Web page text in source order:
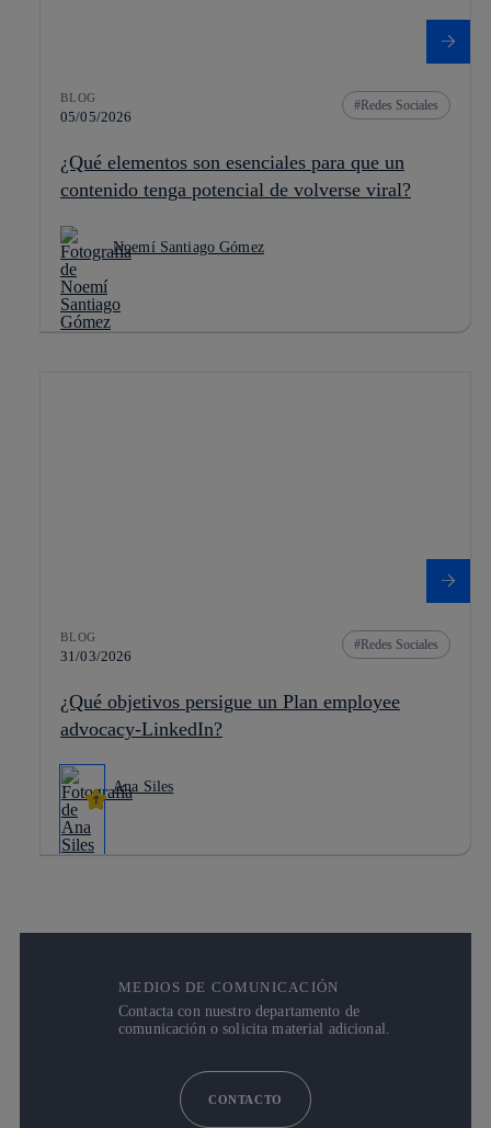
BLOG
05/05/2026
Redes Sociales
¿Qué elementos son esenciales para que un
contenido tenga potencial de volverse viral?
Noemí Santiago Gómez
BLOG
31/03/2026
Redes Sociales
¿Qué objetivos persigue un Plan employee
advocacy-LinkedIn?
Ana Siles
MEDIOS DE COMUNICACIÓN
Contacta con nuestro departamento de
comunicación o solicita material adicional.
CONTACTO